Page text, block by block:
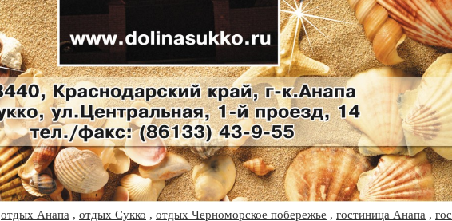
отдых Анапа, отдых Сукко , отдых Черноморское побережье , гостиница Анапа,